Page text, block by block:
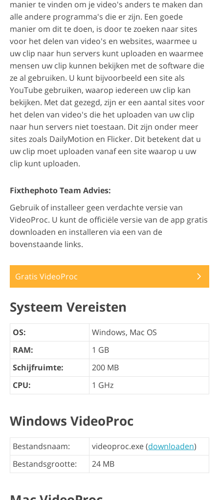
manier te vinden om je video's anders te maken dan
alle andere programma's die er zijn. Een goede
manier om dit te doen, is door te zoeken naar sites
voor het delen van video's en websites, waarmee u
uw clip naar hun servers kunt uploaden en waarmee
mensen uw clip kunnen bekijken met de software die
ze al gebruiken. U kunt bijvoorbeeld een site als
YouTube gebruiken, waarop iedereen uw clip kan
bekijken. Met dat gezegd, zijn er een aantal sites voor
het delen van video's die het uploaden van uw clip
naar hun servers niet toestaan. Dit zijn onder meer
sites zoals DailyMotion en Flicker. Dit betekent dat u
uw clip moet uploaden vanaf een site waarop u uw
clip kunt uploaden.
Fixthephoto Team Advies:
Gebruik of installeer geen verdachte versie van
VideoProc. U kunt de officiële versie van de app gratis
downloaden en installeren via een van de
bovenstaande links.
Gratis VideoProc
Systeem Vereisten
OS:
Windows, Mac OS
RAM:
1 GB
Schijfruimte:
200 MB
CPU:
1 GHz
Windows VideoProc
Bestandsnaam: videoproc.exe (downloaden)
Bestandsgrootte:
24 MB